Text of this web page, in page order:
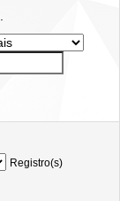
Registro(s)